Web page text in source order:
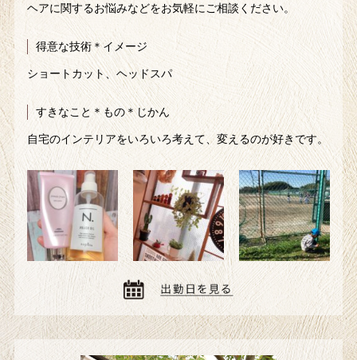
ヘアに関するお悩みなどをお気軽にご相談ください。
得意な技術＊イメージ
ショートカット、ヘッドスパ
すきなこと＊もの＊じかん
自宅のインテリアをいろいろ考えて、変えるのが好きです。